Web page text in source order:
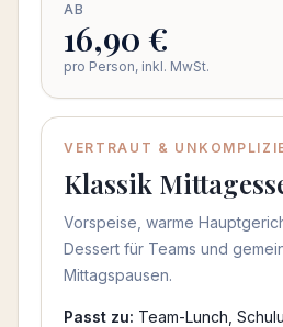
AB
16,90 €
pro Person, inkl. MwSt.
VERTRAUT &
Klassik
Vorspeise, warme
Dessert für Teams und
Mittagspausen.
Passt zu: Team-Lunch,